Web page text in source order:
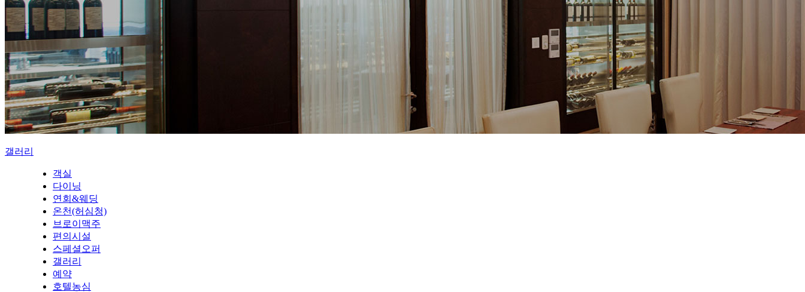
갤러리
객실
다이닝
연회&웨딩
온천(허심청)
브로이맥주
편의시설
스페셜오퍼
갤러리
예약
호텔농심